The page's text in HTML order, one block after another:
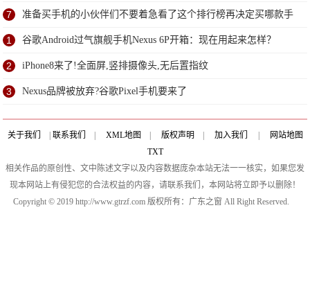
了？
7 准备买手机的小伙伴们不要着急看了这个排行榜再决定买哪款手
机吧
1 谷歌Android过气旗舰手机Nexus 6P开箱：现在用起来怎样？
2 iPhone8来了!全面屏,竖排摄像头,无后置指纹
3 Nexus品牌被放弃?谷歌Pixel手机要来了
关于我们 联系我们 XML地图 版权声明 加入我们
网站地图
TXT
相关作品的原创性、文中陈述文字以及内容数据庞杂本站无法一一核实，如果您发
现本网站上有侵犯您的合法权益的内容，请联系我们，本网站将立即予以删除！
Copyright © 2019 http://www.gtrzf.com 版权所有：广东之窗 All Right Reserved.